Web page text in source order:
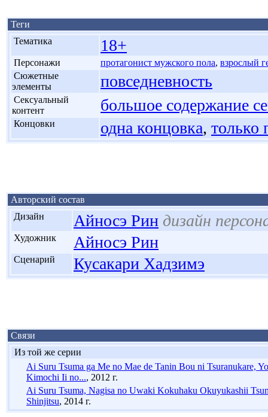
Теги
Тематика 18+
Персонажи протагонист мужского пола, взрослый
Сюжетные
элементы
повседневность
Сексуальный
контент
большое содержание
Концовки одна концовка, только
Авторский состав
Дизайн Айносэ Рин дизайн
Художник Айносэ Рин
Сценарий Кусакари Хадзимэ
Связи
Из той же серии
Ai Suru Tsuma ga Me no Mae de Tanin Bou ni Tsuranukare,
Kimochi Ii no..., 2012 г.
Ai Suru Tsuma, Nagisa no Uwaki Kokuhaku Okuyukashii
Shinjitsu, 2014 г.